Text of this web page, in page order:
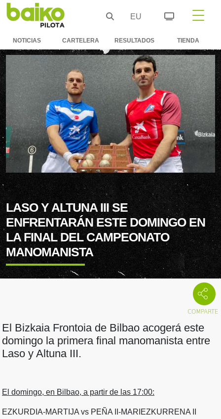
EU
NOTICIAS CARTELERA RESULTADOS TIENDA
LASO Y ALTUNA III SE
ENFRENTARÁN ESTE DOMINGO EN
LA FINAL DEL CAMPEONATO
MANOMANISTA
El Bizkaia Frontoia de Bilbao acogerá este
domingo la primera final manomanista entre
Laso y Altuna III.
El domingo, en Bilbao, a partir de las 17:00:
EZKURDIA-MARTIJA vs PEÑA II-MARIEZKURRENA II